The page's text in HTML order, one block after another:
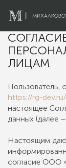
ЛИЦАМ
Пользователь,
https://rg-dev.ru/
настоящее
данных (далее
Настоящим
согласие ООО